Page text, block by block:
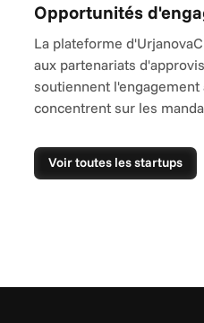
Opportunités
La plateforme
aux partenariats
soutiennent
concentrent sur les
Voir toutes les startups